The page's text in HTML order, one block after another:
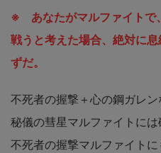
※ あなたがマルファイトで
戦うと考えた場合、 絶対に息
ずだ。
不死者の握撃＋心の鋼ガレン
秘儀の彗星マルファイトには
不死者の握撃マルファイト